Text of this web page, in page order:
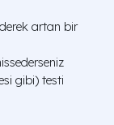
artan bir
gibi) testi